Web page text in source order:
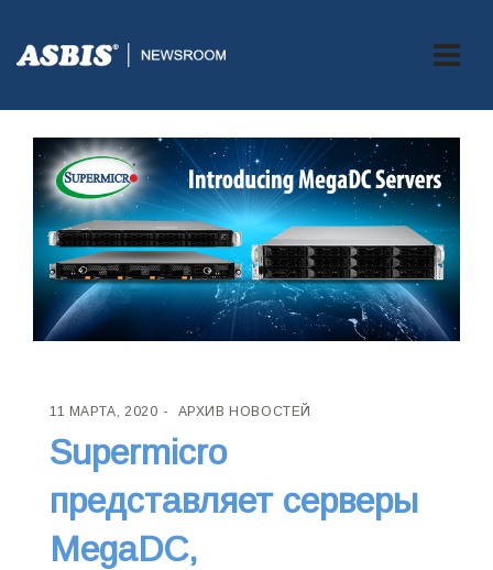
11 МАРТА, 2020 АРХИВ НОВОСТЕЙ
Supermicro
представляет серверы
MegaDC,